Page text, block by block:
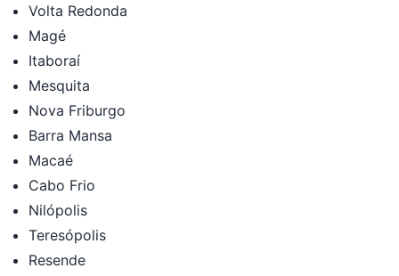
Volta Redonda
Magé
Itaboraí
Mesquita
Nova Friburgo
Barra Mansa
Macaé
Cabo Frio
Nilópolis
Teresópolis
Resende